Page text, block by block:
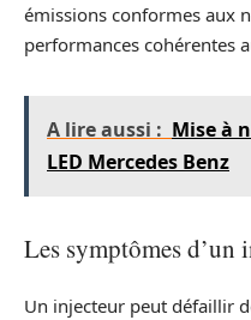
émissions conformes aux
performances cohérentes
A lire aussi : Mise à
LED Mercedes Benz
Les symptômes
Un injecteur peut défaillir